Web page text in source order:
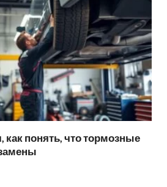
как понять, что тормозные